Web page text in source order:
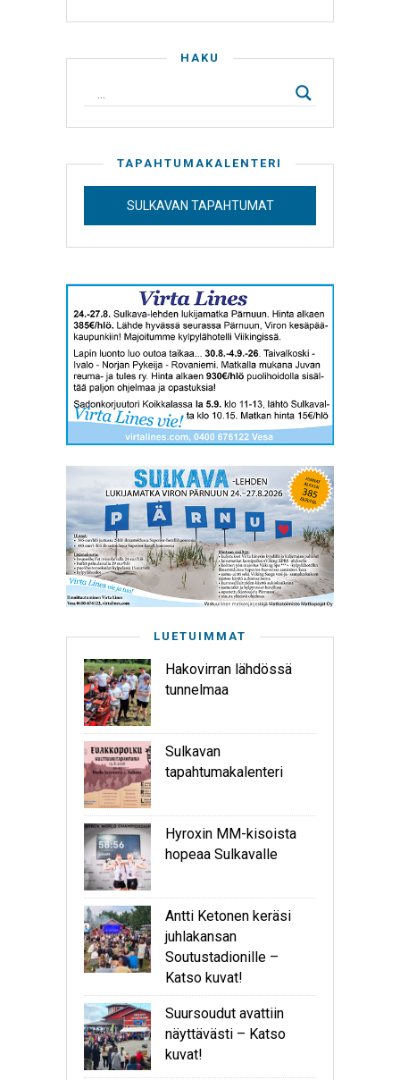
HAKU
TAPAHTUMAKALENTERI
SULKAVAN TAPAHTUMAT
LUETUIMMAT
Hakovirran lähdössä
tunnelmaa
Sulkavan
tapahtumakalenteri
Hyroxin MM-kisoista
hopeaa Sulkavalle
Antti Ketonen keräsi
juhlakansan
Soutustadionille –
Katso kuvat!
Suursoudut avattiin
näyttävästi – Katso
kuvat!